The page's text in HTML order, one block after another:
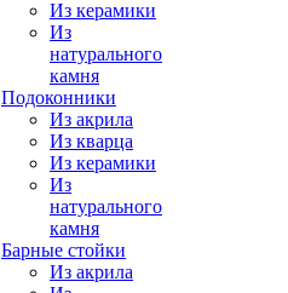
Из керамики
Из
натурального
камня
Подоконники
Из акрила
Из кварца
Из керамики
Из
натурального
камня
Барные стойки
Из акрила